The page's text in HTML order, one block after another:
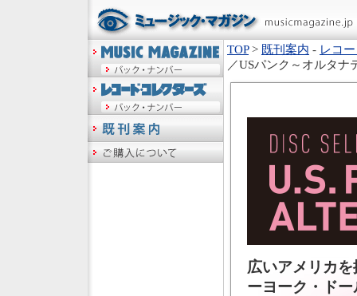
TOP> 既刊案内 - レコ
／USパンク～オルタナ
広いアメリカ
ーヨーク・ド